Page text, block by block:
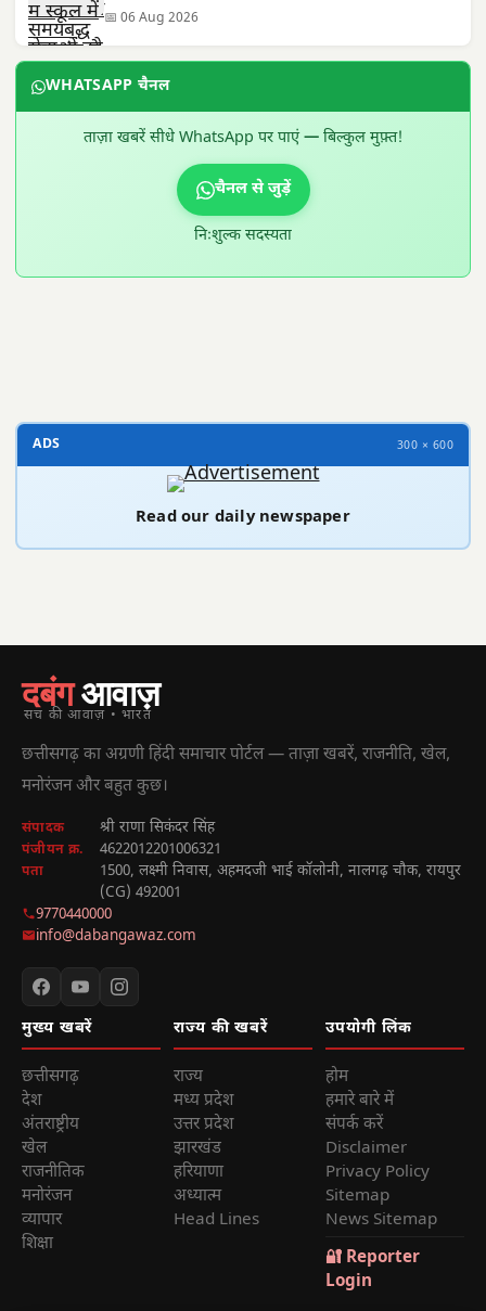
📅 06 Aug 2026
WHATSAPP चैनल
ताज़ा खबरें सीधे WhatsApp पर पाएं — बिल्कुल मुफ़्त!
चैनल से जुड़ें
निःशुल्क सदस्यता
ADS 300 × 600
Read our daily newspaper
दबंगआवाज़
सच की आवाज़ • भारत
छत्तीसगढ़ का अग्रणी हिंदी समाचार पोर्टल — ताज़ा खबरें, राजनीति, खेल,
मनोरंजन और बहुत कुछ।
संपादक श्री राणा सिकंदर सिंह
पंजीयन क्र. 4622012201006321
पता
1500, लक्ष्मी निवास, अहमदजी भाई कॉलोनी, नालगढ़ चौक, रायपुर
(CG) 492001
9770440000
info@dabangawaz.com
मुख्य खबरें
छत्तीसगढ़
देश
अंतराष्ट्रीय
खेल
राजनीतिक
मनोरंजन
व्यापार
शिक्षा
राज्य की खबरें
राज्य
मध्य प्रदेश
उत्तर प्रदेश
झारखंड
हरियाणा
अध्यात्म
Head Lines
उपयोगी लिंक
होम
हमारे बारे में
संपर्क करें
Disclaimer
Privacy Policy
Sitemap
News Sitemap
🔐 Reporter
Login